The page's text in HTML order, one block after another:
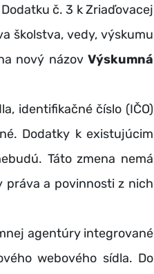
č. 3 k Zriaďovacej
školstva, vedy, výskumu
nový názov Výskumná
identifikačné číslo (IČO)
Dodatky k existujúcim
Táto zmena nemá
práva a povinnosti z nich
agentúry integrované
webového sídla. Do